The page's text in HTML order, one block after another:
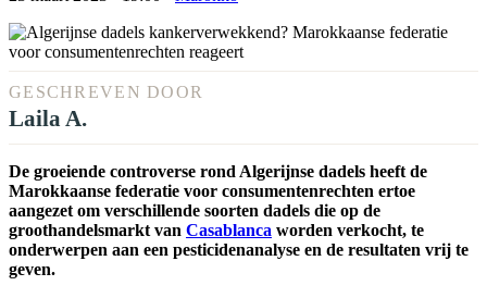
GESCHREVEN DOOR
Laila A.
De groeiende controverse rond Algerijnse dadels heeft de
Marokkaanse federatie voor consumentenrechten ertoe
aangezet om verschillende soorten dadels die op de
groothandelsmarkt van Casablanca worden verkocht, te
onderwerpen aan een pesticidenanalyse en de resultaten vrij te
geven.